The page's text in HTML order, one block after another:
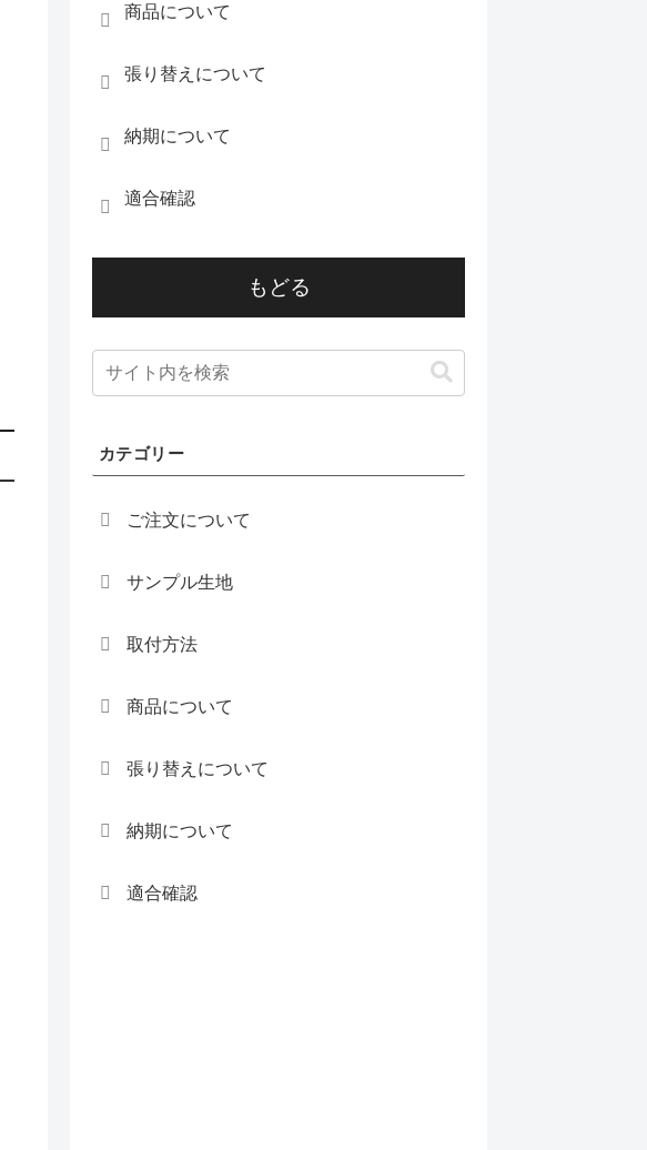
商品について
張り替えについて
納期について
適合確認
もどる
カテゴリー
ご注文について
サンプル生地
取付方法
商品について
張り替えについて
納期について
適合確認